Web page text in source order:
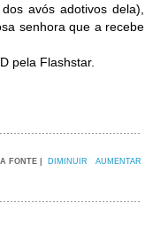
avós adotivos dela),
senhora que a recebe
pela Flashstar.
FONTE | DIMINUIR AUMENTAR